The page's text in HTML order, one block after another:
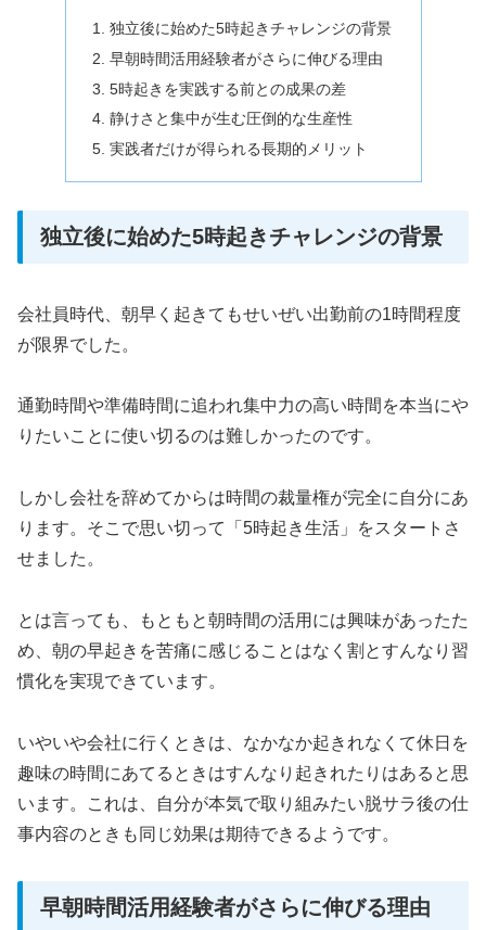
独立後に始めた5時起きチャレンジの背景
早朝時間活用経験者がさらに伸びる理由
5時起きを実践する前との成果の差
静けさと集中が生む圧倒的な生産性
実践者だけが得られる長期的メリット
独立後に始めた5時起きチャレンジの背景
会社員時代、朝早く起きてもせいぜい出勤前の1時間程度
が限界でした。
通勤時間や準備時間に追われ集中力の高い時間を本当にや
りたいことに使い切るのは難しかったのです。
しかし会社を辞めてからは時間の裁量権が完全に自分にあ
ります。そこで思い切って「5時起き生活」をスタートさ
せました。
とは言っても、もともと朝時間の活用には興味があったた
め、朝の早起きを苦痛に感じることはなく割とすんなり習
慣化を実現できています。
いやいや会社に行くときは、なかなか起きれなくて休日を
趣味の時間にあてるときはすんなり起きれたりはあると思
います。これは、自分が本気で取り組みたい脱サラ後の仕
事内容のときも同じ効果は期待できるようです。
早朝時間活用経験者がさらに伸びる理由